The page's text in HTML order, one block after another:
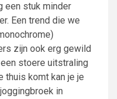
een stuk minder
Een trend die we
zijn ook erg gewild
stoere uitstraling
thuis komt kan je je
in